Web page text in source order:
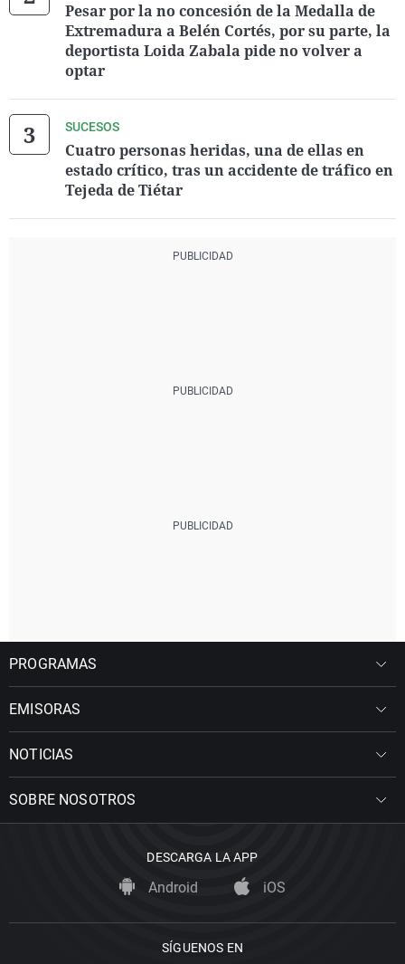
Pesar por la no concesión de la Medalla de
Extremadura a Belén Cortés, por su parte, la
deportista Loida Zabala pide no volver a
optar
SUCESOS
Cuatro personas heridas, una de ellas en
estado crítico, tras un accidente de tráfico en
Tejeda de Tiétar
PROGRAMAS
EMISORAS
NOTICIAS
SOBRE NOSOTROS
DESCARGA LA APP
Android iOS
SÍGUENOS EN